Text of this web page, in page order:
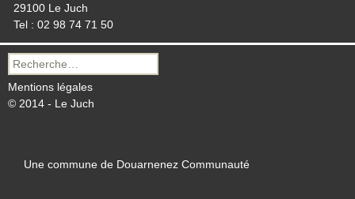
29100 Le Juch
Tel : 02 98 74 71 50
Recherche
pour :
Mentions légales
© 2014 - Le Juch
Une commune de Douarnenez Communauté